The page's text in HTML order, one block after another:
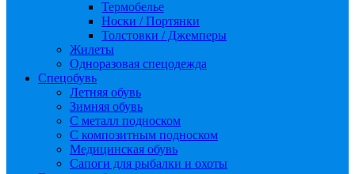
Термобелье
Носки / Портянки
Толстовки / Джемперы
Жилеты
Одноразовая спецодежда
Спецобувь
Летняя обувь
Зимняя обувь
С металл подноском
С композитным подноском
Медицинская обувь
Сапоги для рыбалки и охоты